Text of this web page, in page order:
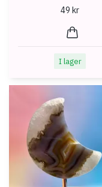
49 kr
I lager